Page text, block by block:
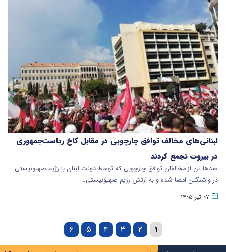
لبنانی‌های مخالف توافق چارچوبی در مقابل کاخ ریاست‌جمهوری
در بیروت تجمع کردند
صدها تن از مخالفان توافق چارچوبی که توسط دولت لبنان با رژیم صهیونیستی
در واشنگتن امضا شده و به ارتش رژیم صهیونیستی…
۰۷ تیر ۱۴۰۵
۱ ۲ ۳ ۴ ۵ ۶